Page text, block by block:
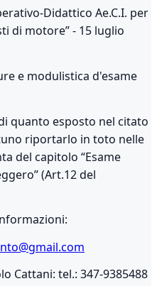
Didattico Ae.C.I. per
di motore” - 15 luglio
e modulistica d'esame
quanto esposto nel citato
riportarlo in toto nelle
del capitolo “Esame
(Art.12 del
Cattani: tel.: 347-9385488